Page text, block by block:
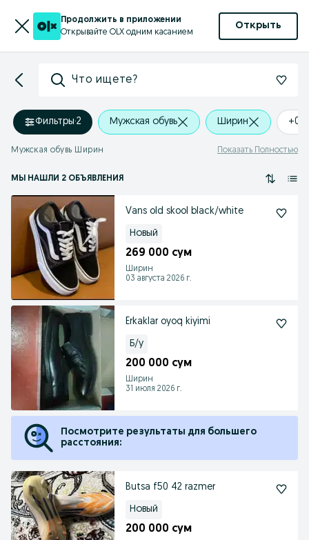
Продолжить в приложении
Открывайте OLX одним касанием
Открыть
Что ищете?
Фильтры·2 Мужская обувь Ширин +0
Мужская обувь Ширин Показать Полностью
МЫ НАШЛИ 2 ОБЪЯВЛЕНИЯ
Vans old skool black/white
Новый
269 000 сум
Ширин
03 августа 2026 г.
Erkaklar oyoq kiyimi
Б/у
200 000 сум
Ширин
31 июля 2026 г.
Посмотрите результаты для большего
расстояния:
Butsa f50 42 razmer
Новый
200 000 сум